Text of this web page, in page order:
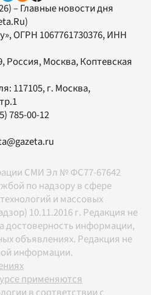
– Главные новости дня
, ОГРН 1067761730376, ИНН
Россия, Москва, Коптевская
117105, г. Москва,
785-00-12
СМИ Эл № ФС77-67642
по надзору в сфере
и массовых
10.11.2016 г. Редакция не
достоверность информации,
объявлениях. Редакция не
информации.
применяются